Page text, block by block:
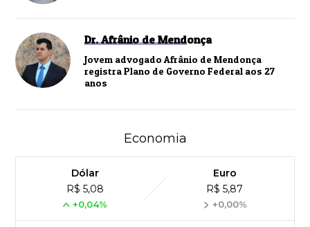
Dr. Afrânio de Mendonça
Jovem advogado Afrânio de Mendonça
registra Plano de Governo Federal aos 27
anos
Economia
Dólar
R$ 5,08
+0,04%
Euro
R$ 5,87
+0,00%